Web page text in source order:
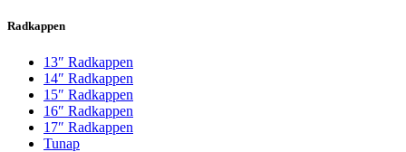
Radkappen
13″ Radkappen
14″ Radkappen
15″ Radkappen
16″ Radkappen
17″ Radkappen
Tunap